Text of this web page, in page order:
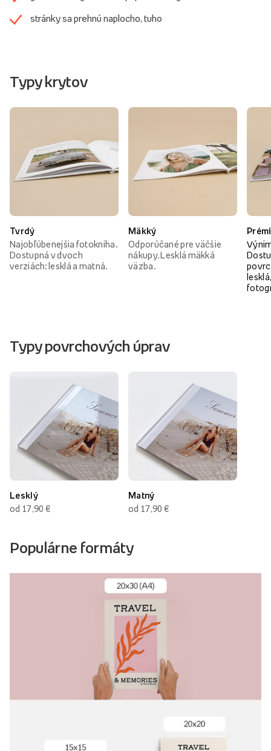
stránky sa prehnú naplocho, tuho
Typy krytov
Tvrdý
Najobľúbenejšia fotokniha.
Dostupná v dvoch
verziách: lesklá a matná.
Mäkký
Odporúčané pre väčšie
nákupy. Lesklá mäkká
väzba.
Typy povrchových úprav
Lesklý
od 17,90 €
Matný
od 17,90 €
Populárne formáty